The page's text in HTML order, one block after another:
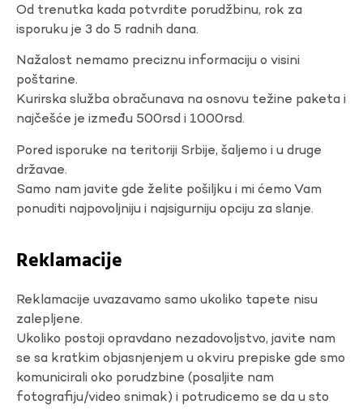
Od trenutka kada potvrdite porudžbinu, rok za
isporuku je 3 do 5 radnih dana.
Nažalost nemamo preciznu informaciju o visini
poštarine.
Kurirska služba obračunava na osnovu težine paketa i
najčešće je između 500rsd i 1000rsd.
Pored isporuke na teritoriji Srbije, šaljemo i u druge
državae.
Samo nam javite gde želite pošiljku i mi ćemo Vam
ponuditi najpovoljniju i najsigurniju opciju za slanje.
Reklamacije
Reklamacije uvazavamo samo ukoliko tapete nisu
zalepljene.
Ukoliko postoji opravdano nezadovoljstvo, javite nam
se sa kratkim objasnjenjem u okviru prepiske gde smo
komunicirali oko porudzbine (posaljite nam
fotografiju/video snimak) i potrudicemo se da u sto